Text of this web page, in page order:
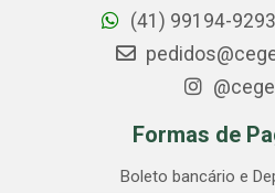
(41) 99194-
Formas de
Boleto bancário e